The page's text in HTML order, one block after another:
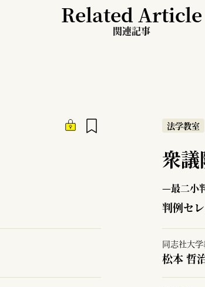
Related Article
関連記事
法学教室
衆
—最二小
判例セ
同志社大
松本 哲